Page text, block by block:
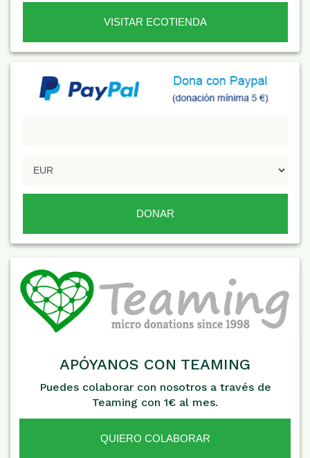
VISITAR ECOTIENDA
APÓYANOS CON TEAMING
Puedes colaborar con nosotros a través de
Teaming con 1€ al mes.
QUIERO COLABORAR